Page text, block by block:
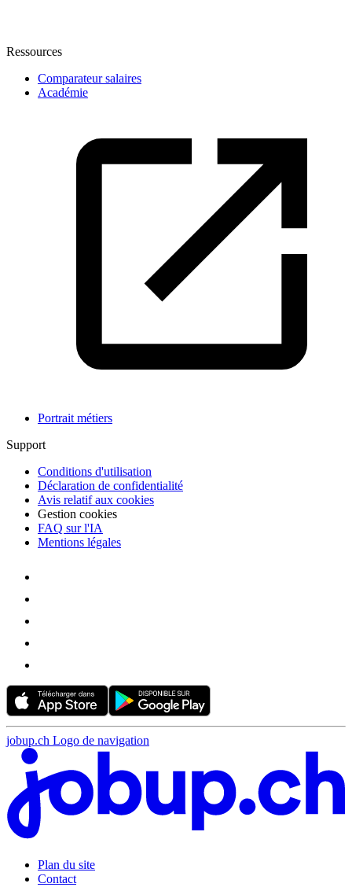
Ressources
Comparateur salaires
Académie
Portrait métiers
Support
Conditions d'utilisation
Déclaration de confidentialité
Avis relatif aux cookies
Gestion cookies
FAQ sur l'IA
Mentions légales
jobup.ch Logo de navigation
Plan du site
Contact